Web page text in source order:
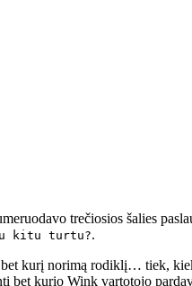
trečiosios šalies
kitu turtu?.
kurį norimą rodiklį… tiek,
bet kurio Wink vartotojo